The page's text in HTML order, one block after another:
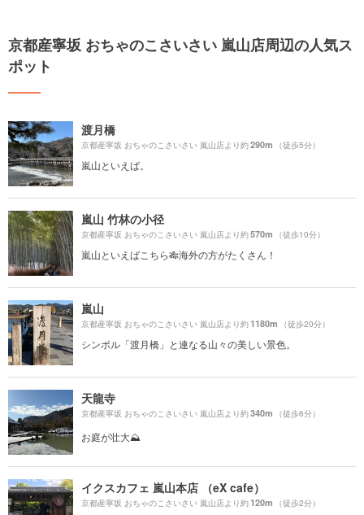
京都産寧坂 おちゃのこさいさい 嵐山店周辺の人気ス
ポット
渡月橋
京都産寧坂 おちゃのこさいさい 嵐山店より約290m （徒歩5分）
嵐山といえば。
嵐山 竹林の小径
京都産寧坂 おちゃのこさいさい 嵐山店より約570m （徒歩10分）
嵐山といえばこちら🎋海外の方がたくさん！
嵐山
京都産寧坂 おちゃのこさいさい 嵐山店より約1180m （徒歩20分）
シンボル「渡月橋」と連なる山々の美しい景色。
天龍寺
京都産寧坂 おちゃのこさいさい 嵐山店より約340m （徒歩6分）
お庭が壮大⛰️
イクスカフェ 嵐山本店 （eX cafe）
京都産寧坂 おちゃのこさいさい 嵐山店より約120m （徒歩2分）